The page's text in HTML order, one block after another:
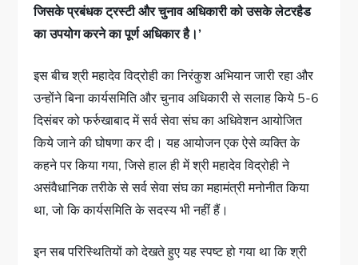
जिसके प्रबंधक ट्रस्टी और चुनाव अधिकारी को उसके लेटरहैड
का उपयोग करने का पूर्ण अधिकार है।’
इस बीच श्री महादेव विद्रोही का निरंकुश अभियान जारी रहा और
उन्होंने बिना कार्यसमिति और चुनाव अधिकारी से सलाह किये 5-6
दिसंबर को फर्रुखाबाद में सर्व सेवा संघ का अधिवेशन आयोजित
किये जाने की घोषणा कर दी। यह आयोजन एक ऐसे व्यक्ति के
कहने पर किया गया, जिसे हाल ही में श्री महादेव विद्रोही ने
असंवैधानिक तरीके से सर्व सेवा संघ का महामंत्री मनोनीत किया
था, जो कि कार्यसमिति के सदस्य भी नहीं हैं।
इन सब परिस्थितियों को देखते हुए यह स्पष्ट हो गया था कि श्री